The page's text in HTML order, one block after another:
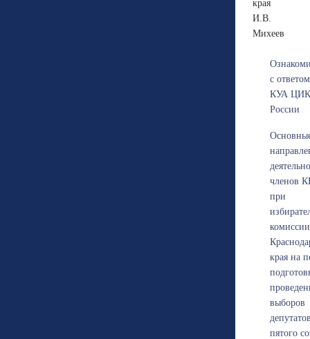
И.В.
Михеев
с ответом
КУА ЦИК
России
членов
при
комиссии
края на
выборов
пятого